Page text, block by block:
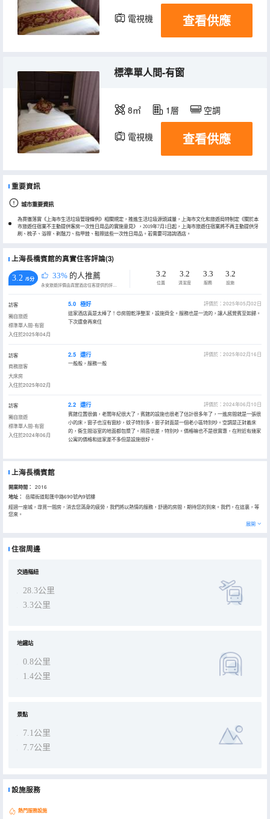
電視機 查看供應
標準單人間-有窗
8㎡ 1層 空調
電視機 查看供應
重要資訊
城市重要資訊
為貫徹落實《上海市生活垃圾管理條例》相關規定，推進生活垃圾源頭減量，上海市文化和旅遊局特制定《關於本
市旅遊住宿業不主動提供客房一次性日用品的實施意見》，2019年7月1日起，上海市旅遊住宿業將不再主動提供牙
刷、梳子、浴擦、剃鬚刀、指甲銼、鞋擦這些一次性日用品。若需要可諮詢酒店。
上海長橋賓館的真實住客評論(3)
3.2 /5分 33% 的人推薦
永安旅遊評價由真實酒店住客提供的評價。
3.2
位置
3.2
清潔度
3.3
服務
3.2
設施
訪客
獨自旅遊
標準單人間-有窗
入住於2025年04月
5.0 極好
評價於：2025年05月02日
這家酒店真是太棒了！😍房間乾淨整潔，設施齊全。服務也是一流的，讓人感覺賓至如歸。
下次還會再來住
訪客
商務旅客
大床房
入住於2025年02月
2.5 還行
評價於：2025年02月16日
一般般，服務一般
訪客
獨自旅遊
標準單人間-有窗
入住於2024年06月
2.2 還行
評價於：2024年06月10日
賓館位置很偏，老闆年紀很大了，賓館的設施也很老了估計很多年了，一進房間就是一張很
小的床，窗子也沒有窗紗，蚊子特別多，窗子對面是一個老小區特別吵。空調是正對着床
的，衞生間浴室的地面都包漿了。隔音很差，特別吵。價格嘛也不是很實惠，在附近有幾家
公寓的價格和這家差不多但是設施很好。
上海長橋賓館
開業時間： 2016
地址：
岳陽街道鬆匯中路690號內9號樓
經過一座城，尋覓一間房，消去您滿身的疲勞，我們將以熱情的服務，舒適的房間，期待您的到來。我們，在這裏，等
您來。
展開
住宿周邊
交通樞紐
28.3公里
3.3公里
地鐵站
0.8公里
1.4公里
景點
7.1公里
7.7公里
設施服務
熱門服務設施